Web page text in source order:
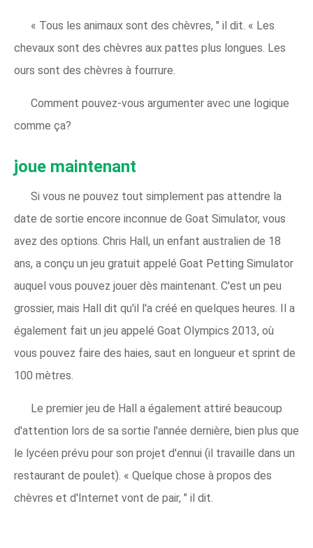
« Tous les animaux sont des chèvres, " il dit. « Les
chevaux sont des chèvres aux pattes plus longues. Les
ours sont des chèvres à fourrure.
Comment pouvez-vous argumenter avec une logique
comme ça?
joue maintenant
Si vous ne pouvez tout simplement pas attendre la
date de sortie encore inconnue de Goat Simulator, vous
avez des options. Chris Hall, un enfant australien de 18
ans, a conçu un jeu gratuit appelé Goat Petting Simulator
auquel vous pouvez jouer dès maintenant. C'est un peu
grossier, mais Hall dit qu'il l'a créé en quelques heures. Il a
également fait un jeu appelé Goat Olympics 2013, où
vous pouvez faire des haies, saut en longueur et sprint de
100 mètres.
Le premier jeu de Hall a également attiré beaucoup
d'attention lors de sa sortie l'année dernière, bien plus que
le lycéen prévu pour son projet d'ennui (il travaille dans un
restaurant de poulet). « Quelque chose à propos des
chèvres et d'Internet vont de pair, " il dit.